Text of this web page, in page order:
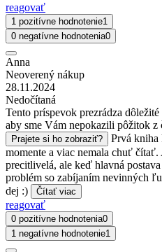
reagovať
1 pozitívne hodnotenie1
0 negatívne hodnotenia0
Anna
Neoverený nákup
28.11.2024
Nedočítaná
Tento príspevok prezrádza
aby sme Vám nepokazili pôžitok z
Prajete si ho zobraziť?
Prvá kniha
momente a viac nemala chuť čítať.
precitlivelá, ale keď hlavná
problém so zabíjaním nevinných
dej :)
Čítať viac
reagovať
0 pozitívne hodnotenia0
1 negatívne hodnotenie1